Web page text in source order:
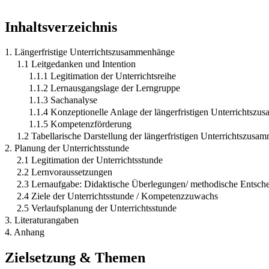
Inhaltsverzeichnis
1. Längerfristige Unterrichtszusammenhänge
1.1 Leitgedanken und Intention
1.1.1 Legitimation der Unterrichtsreihe
1.1.2 Lernausgangslage der Lerngruppe
1.1.3 Sachanalyse
1.1.4 Konzeptionelle Anlage der längerfristigen
1.1.5 Kompetenzförderung
1.2 Tabellarische Darstellung der längerfristigen
2. Planung der Unterrichtsstunde
2.1 Legitimation der Unterrichtsstunde
2.2 Lernvoraussetzungen
2.3 Lernaufgabe: Didaktische Überlegungen/ methodische
2.4 Ziele der Unterrichtsstunde / Kompetenzzuwachs
2.5 Verlaufsplanung der Unterrichtsstunde
3. Literaturangaben
4. Anhang
Zielsetzung & Themen